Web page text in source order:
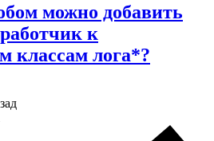
можно добавить
к
классам лога*?